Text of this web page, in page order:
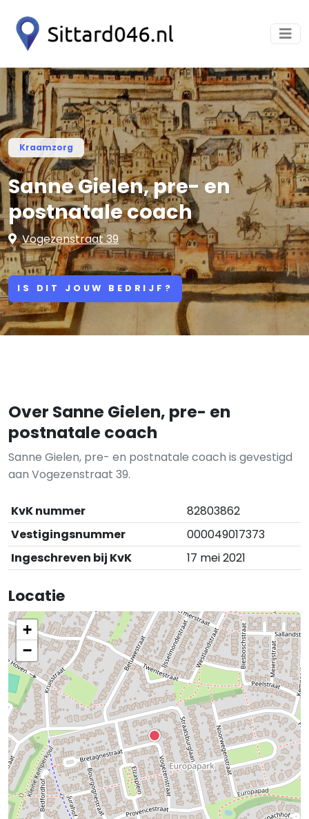
Kraamzorg
Sanne Gielen, pre- en
postnatale coach
Vogezenstraat 39
IS DIT JOUW BEDRIJF?
Over Sanne Gielen, pre- en
postnatale coach
Sanne Gielen, pre- en postnatale coach is gevestigd
aan Vogezenstraat 39.
KvK nummer
82803862
Vestigingsnummer
000049017373
Ingeschreven bij KvK
17 mei 2021
Locatie
+
−